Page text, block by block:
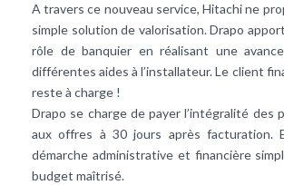
A travers ce nouveau service, Hitachi ne
simple solution de valorisation. Drapo
rôle de banquier en réalisant une
différentes aides à l’installateur. Le client
reste à charge !
Drapo se charge de payer l’intégralité des
aux offres à 30 jours après facturation.
démarche administrative et financière
budget maîtrisé.